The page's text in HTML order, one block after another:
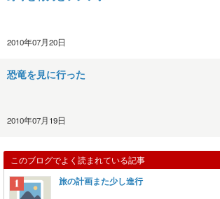
2010年07月20日
恐竜を見に行った
2010年07月19日
このブログでよく読まれている記事
旅の計画また少し進行